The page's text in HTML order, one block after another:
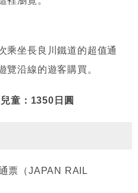
乘坐長良川鐵道的超值通
覽沿線的遊客購買。
童：1350日圓
票（JAPAN RAIL